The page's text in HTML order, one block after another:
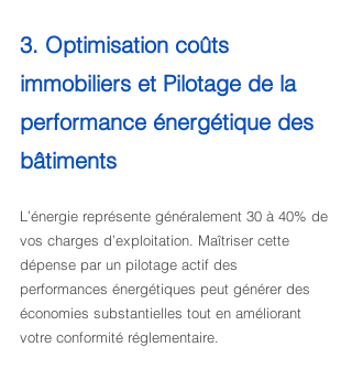
3. Optimisation coûts
immobiliers et Pilotage de la
performance énergétique des
bâtiments
L’énergie représente généralement 30 à 40% de
vos charges d’exploitation. Maîtriser cette
dépense par un pilotage actif des
performances énergétiques peut générer des
économies substantielles tout en améliorant
votre conformité réglementaire.